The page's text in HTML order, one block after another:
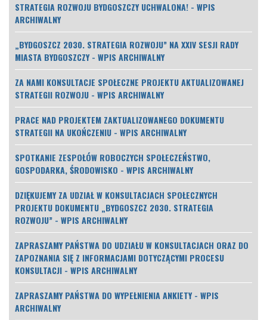
STRATEGIA ROZWOJU BYDGOSZCZY UCHWALONA! - WPIS
ARCHIWALNY
„BYDGOSZCZ 2030. STRATEGIA ROZWOJU” NA XXIV SESJI RADY
MIASTA BYDGOSZCZY - WPIS ARCHIWALNY
ZA NAMI KONSULTACJE SPOŁECZNE PROJEKTU AKTUALIZOWANEJ
STRATEGII ROZWOJU - WPIS ARCHIWALNY
PRACE NAD PROJEKTEM ZAKTUALIZOWANEGO DOKUMENTU
STRATEGII NA UKOŃCZENIU - WPIS ARCHIWALNY
SPOTKANIE ZESPOŁÓW ROBOCZYCH SPOŁECZEŃSTWO,
GOSPODARKA, ŚRODOWISKO - WPIS ARCHIWALNY
DZIĘKUJEMY ZA UDZIAŁ W KONSULTACJACH SPOŁECZNYCH
PROJEKTU DOKUMENTU „BYDGOSZCZ 2030. STRATEGIA
ROZWOJU” - WPIS ARCHIWALNY
ZAPRASZAMY PAŃSTWA DO UDZIAŁU W KONSULTACJACH ORAZ DO
ZAPOZNANIA SIĘ Z INFORMACJAMI DOTYCZĄCYMI PROCESU
KONSULTACJI - WPIS ARCHIWALNY
ZAPRASZAMY PAŃSTWA DO WYPEŁNIENIA ANKIETY - WPIS
ARCHIWALNY